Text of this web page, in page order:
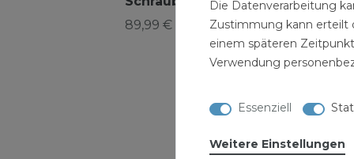
89,99 € *
2 Achsen
150
Die Datenverarbeitung
Zustimmung kann erteilt
einem späteren
Verwendung
Essenziell
Weitere Einstellungen